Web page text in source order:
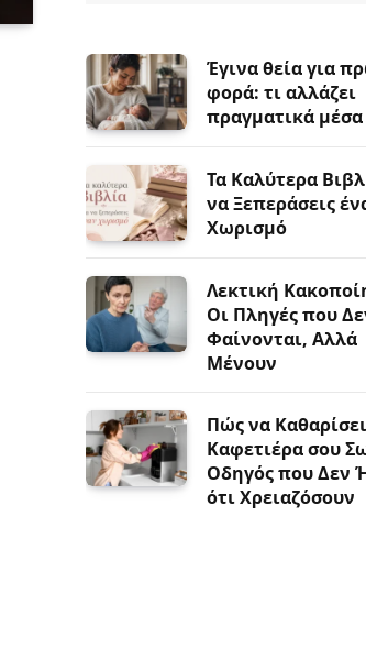
Έγινα θεία για
φορά: τι αλλάζει
πραγματικά
Τα Καλύτερα
να Ξεπεράσεις
Χωρισμό
Λεκτική
Οι Πληγές που
Φαίνονται, Αλλά
Μένουν
Πώς να
Καφετιέρα σου
Οδηγός που Δεν
ότι Χρειαζόσουν